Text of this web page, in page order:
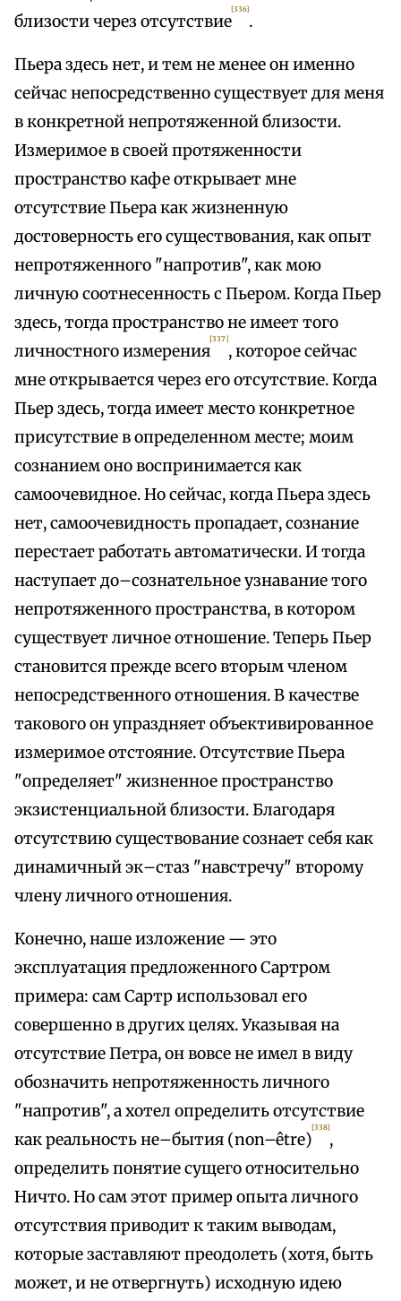
близости через отсутствие
[336]
.
Пьера здесь нет, и тем не менее он именно
сейчас непосредственно существует для меня
в конкретной непротяженной близости.
Измеримое в своей протяженности
пространство кафе открывает мне
отсутствие Пьера как жизненную
достоверность его существования, как опыт
непротяженного "напротив", как мою
личную соотнесенность с Пьером. Когда Пьер
здесь, тогда пространство не имеет того
личностного измерения
[337]
, которое сейчас
мне открывается через его отсутствие. Когда
Пьер здесь, тогда имеет место конкретное
присутствие в определенном месте; моим
сознанием оно воспринимается как
самоочевидное. Но сейчас, когда Пьера здесь
нет, самоочевидность пропадает, сознание
перестает работать автоматически. И тогда
наступает до–сознательное узнавание того
непротяженного пространства, в котором
существует личное отношение. Теперь Пьер
становится прежде всего вторым членом
непосредственного отношения. В качестве
такового он упраздняет объективированное
измеримое отстояние. Отсутствие Пьера
"определяет" жизненное пространство
экзистенциальной близости. Благодаря
отсутствию существование сознает себя как
динамичный эк–стаз "навстречу" второму
члену личного отношения.
Конечно, наше изложение — это
эксплуатация предложенного Сартром
примера: сам Сартр использовал его
совершенно в других целях. Указывая на
отсутствие Петра, он вовсе не имел в виду
обозначить непротяженность личного
"напротив", а хотел определить отсутствие
как реальность не–бытия (non–être)
[338]
,
определить понятие сущего относительно
Ничто. Но сам этот пример опыта личного
отсутствия приводит к таким выводам,
которые заставляют преодолеть (хотя, быть
может, и не отвергнуть) исходную идею